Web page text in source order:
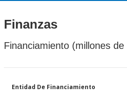
Finanzas
Financiamiento (millones de
Entidad De Financiamiento